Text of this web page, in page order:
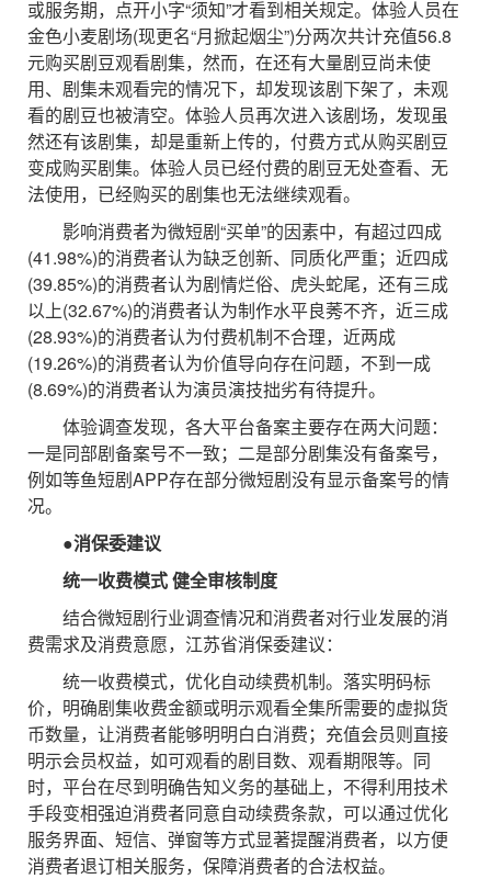
或服务期，点开小字“须知”才看到相关规定。体验人员在
金色小麦剧场(现更名“月掀起烟尘”)分两次共计充值56.8
元购买剧豆观看剧集，然而，在还有大量剧豆尚未使
用、剧集未观看完的情况下，却发现该剧下架了，未观
看的剧豆也被清空。体验人员再次进入该剧场，发现虽
然还有该剧集，却是重新上传的，付费方式从购买剧豆
变成购买剧集。体验人员已经付费的剧豆无处查看、无
法使用，已经购买的剧集也无法继续观看。
影响消费者为微短剧“买单”的因素中，有超过四成
(41.98%)的消费者认为缺乏创新、同质化严重；近四成
(39.85%)的消费者认为剧情烂俗、虎头蛇尾，还有三成
以上(32.67%)的消费者认为制作水平良莠不齐，近三成
(28.93%)的消费者认为付费机制不合理，近两成
(19.26%)的消费者认为价值导向存在问题，不到一成
(8.69%)的消费者认为演员演技拙劣有待提升。
体验调查发现，各大平台备案主要存在两大问题：
一是同部剧备案号不一致；二是部分剧集没有备案号，
例如等鱼短剧APP存在部分微短剧没有显示备案号的情
况。
●消保委建议
统一收费模式 健全审核制度
结合微短剧行业调查情况和消费者对行业发展的消
费需求及消费意愿，江苏省消保委建议：
统一收费模式，优化自动续费机制。落实明码标
价，明确剧集收费金额或明示观看全集所需要的虚拟货
币数量，让消费者能够明明白白消费；充值会员则直接
明示会员权益，如可观看的剧目数、观看期限等。同
时，平台在尽到明确告知义务的基础上，不得利用技术
手段变相强迫消费者同意自动续费条款，可以通过优化
服务界面、短信、弹窗等方式显著提醒消费者，以方便
消费者退订相关服务，保障消费者的合法权益。